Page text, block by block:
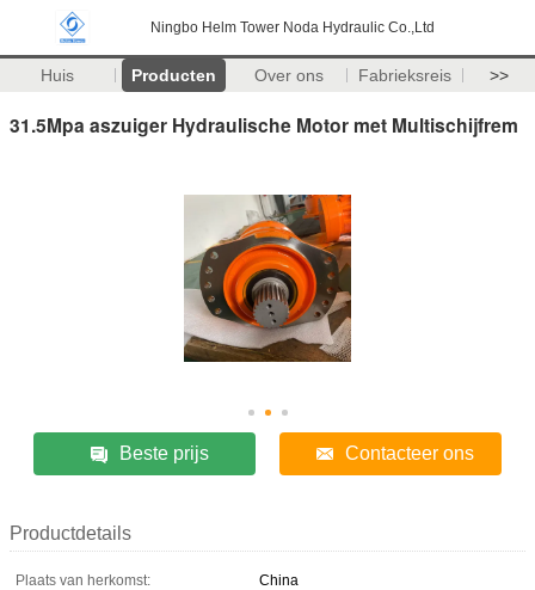
Ningbo Helm Tower Noda Hydraulic Co.,Ltd
Huis Producten Over ons Fabrieksreis >>
31.5Mpa aszuiger Hydraulische Motor met Multischijfrem
Beste prijs Contacteer ons
Productdetails
Plaats van herkomst:
China